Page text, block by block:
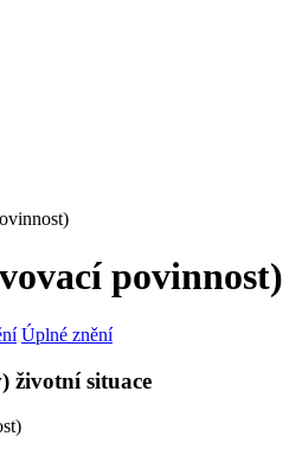
povinnost)
Úplné znění
životní situace